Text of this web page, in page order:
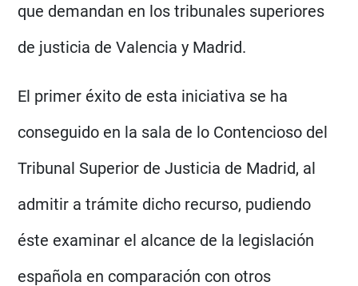
que demandan en los tribunales superiores
de justicia de Valencia y Madrid.
El primer éxito de esta iniciativa se ha
conseguido en la sala de lo Contencioso del
Tribunal Superior de Justicia de Madrid, al
admitir a trámite dicho recurso, pudiendo
éste examinar el alcance de la legislación
española en comparación con otros